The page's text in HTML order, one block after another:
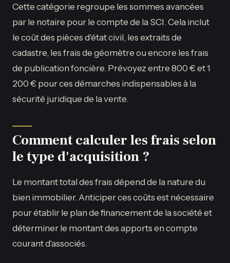
Cette catégorie regroupe les sommes avancées
par le notaire pour le compte de la SCI. Cela inclut
le coût des pièces d'état civil, les extraits de
cadastre, les frais de géomètre ou encore les frais
de publication foncière. Prévoyez entre 800 € et 1
200 € pour ces démarches indispensables à la
sécurité juridique de la vente.
Comment calculer les frais selon
le type d'acquisition ?
Le montant total des frais dépend de la nature du
bien immobilier. Anticiper ces coûts est nécessaire
pour établir le plan de financement de la société et
déterminer le montant des apports en compte
courant d'associés.